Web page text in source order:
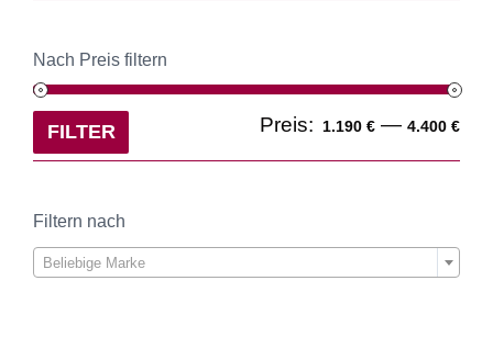
Nach Preis filtern
FILTER Preis: 1.190 € — 4.400 €
Filtern nach
Beliebige Marke